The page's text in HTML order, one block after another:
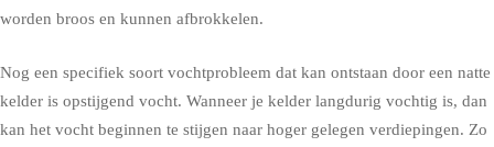
worden broos en kunnen afbrokkelen.
Nog een specifiek soort vochtprobleem dat kan ontstaan door een natte
kelder is opstijgend vocht. Wanneer je kelder langdurig vochtig is, dan
kan het vocht beginnen te stijgen naar hoger gelegen verdiepingen. Zo